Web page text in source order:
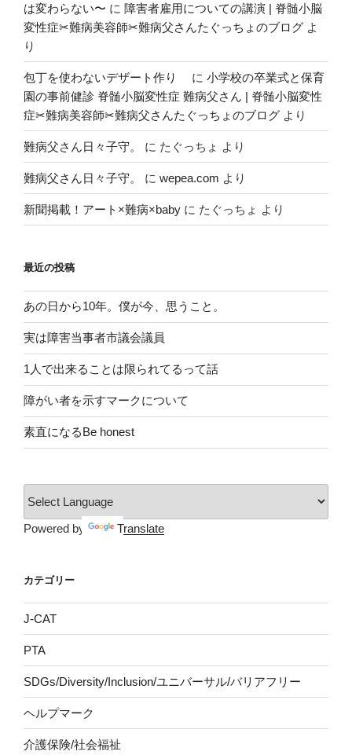
は変わらない〜 に 障害者雇用についての講演 | 脊髄小脳
変性症✂︎難病美容師✂︎難病父さんたぐっちょのブログ よ
り
包丁を使わないデザート作り に 小学校の卒業式と保育
園の事前健診 脊髄小脳変性症 難病父さん | 脊髄小脳変性
症✂︎難病美容師✂︎難病父さんたぐっちょのブログ より
難病父さん日々子守。 に たぐっちょ より
難病父さん日々子守。 に wepea.com より
新聞掲載！アート×難病×baby に たぐっちょ より
最近の投稿
あの日から10年。僕が今、思うこと。
実は障害当事者市議会議員
1人で出来ることは限られてるって話
障がい者を示すマークについて
素直になるBe honest
Powered by Translate
カテゴリー
J-CAT
PTA
SDGs/Diversity/Inclusion/ユニバーサル/バリアフリー
ヘルプマーク
介護保険/社会福祉